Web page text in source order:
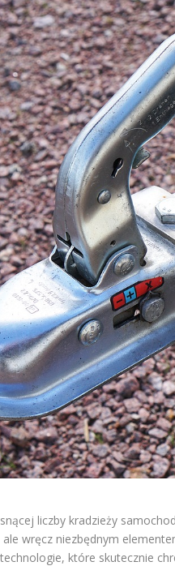
liczby kradzieży
wręcz niezbędnym
które skutecznie